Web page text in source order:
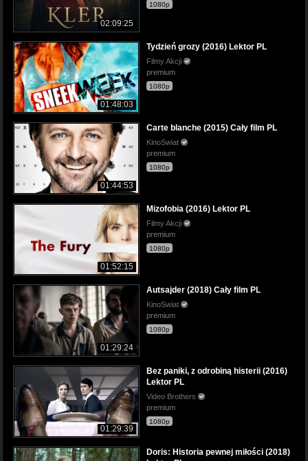
02:09:25
1080p
01:48:03
Tydzień grozy (2016) Lektor PL
Filmy Akcji
premium
1080p
01:44:53
Carte blanche (2015) Cały film PL
KinoSwiat
premium
1080p
01:52:15
Mizofobia (2016) Lektor PL
Filmy Akcji
premium
1080p
01:29:24
Autsajder (2018) Cały film PL
KinoSwiat
premium
1080p
01:29:39
Bez paniki, z odrobiną histerii (2016)
Lektor PL
Video Brothers
premium
1080p
Doris: Historia pewnej miłości (2018)